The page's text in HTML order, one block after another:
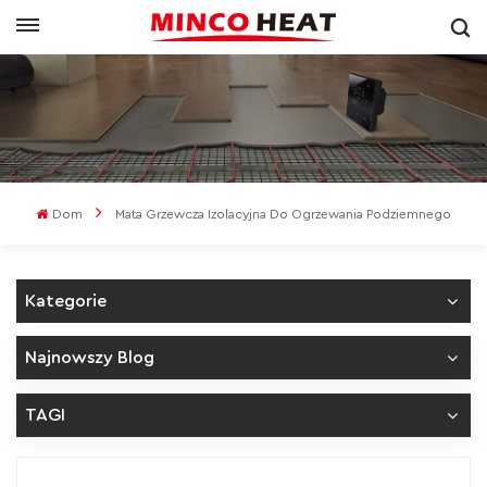
Dom Mata Grzewcza Izolacyjna Do Ogrzewania Podziemnego
Kategorie
Najnowszy Blog
TAGI